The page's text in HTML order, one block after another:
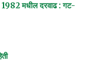
1982 मधील दरवाढ : गट-